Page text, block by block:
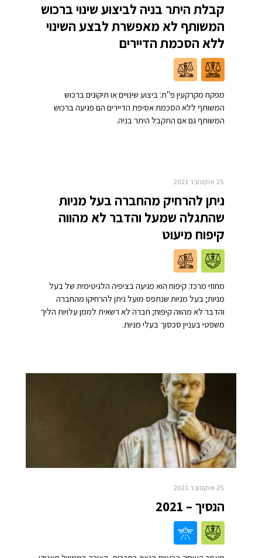
קבלת היתר בניה לביצוע שינוי ברכוש
המשותף לא מאפשרת לבצע השינוי
ללא הסכמת הדיירים
מפקח מקרקעין פ"ת: ביצוע שינויים או תיקונים ברכוש
המשותף ללא הסכמת אסיפת הדיירים הם פגיעה ברכוש
המשותף גם אם התקבל היתר בניה.
25 אוקטובר 2021
ניתן להרחיק מהחברה בעל מניות
שהתגלה שמעל והדבר לא מהווה
קיפוח מיעוט
מחוזי מרכז: קיפוח הוא פגיעה בציפיה הלגיטימית של בעל
מניות; בעל מניות שנתפס מועל ניתן להרחיקו מהחברה
והדבר לא מהווה קיפוח; חברה לא רשאית לממן עלויות הליך
משפטי בעניין סכסוך בעלי מניות.
25 אוקטובר 2021
הנסיך – 2021